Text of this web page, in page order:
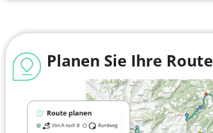
Planen Sie Ihre Route